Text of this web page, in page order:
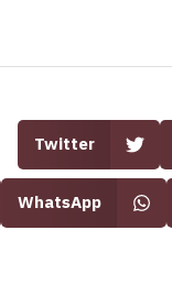
Twitter
WhatsApp